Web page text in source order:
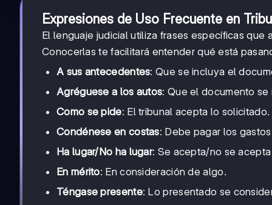
Expresiones de Uso Frecuente en
El lenguaje judicial utiliza frases específicas
Conocerlas te facilitará entender qué está
A sus antecedentes: Que se incluya el
Agréguese a los autos: Que el documento se
Como se pide: El tribunal acepta lo solicitado.
Condénese en costas: Debe pagar los
Ha lugar/No ha lugar: Se acepta/no se
En mérito: En consideración de algo.
Téngase presente: Lo presentado se